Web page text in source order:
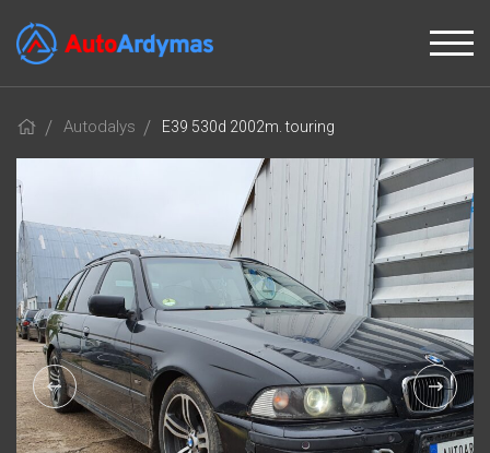
Autodalys E39 530d 2002m. touring